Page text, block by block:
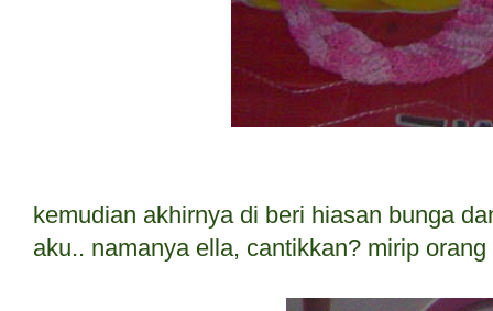
kemudian akhirnya di beri hiasan bunga
aku.. namanya ella, cantikkan? mirip orang